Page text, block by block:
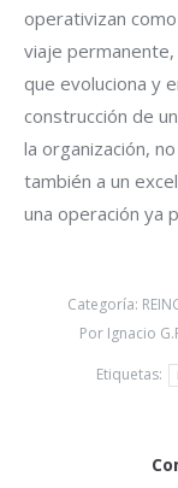
operativizan
viaje
que evoluciona y
construcción de
la organización,
también a un
una operación ya
Categoría:
Por Ignacio
Etiquetas: